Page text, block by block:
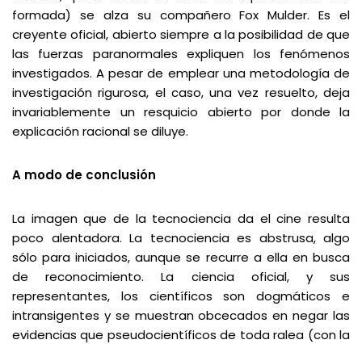
formada) se alza su compañero Fox Mulder. Es el
creyente oficial, abierto siempre a la posibilidad de que
las fuerzas paranormales expliquen los fenómenos
investigados. A pesar de emplear una metodología de
investigación rigurosa, el caso, una vez resuelto, deja
invariablemente un resquicio abierto por donde la
explicación racional se diluye.
A modo de conclusión
La imagen que de la tecnociencia da el cine resulta
poco alentadora. La tecnociencia es abstrusa, algo
sólo para iniciados, aunque se recurre a ella en busca
de reconocimiento. La ciencia oficial, y sus
representantes, los científicos son dogmáticos e
intransigentes y se muestran obcecados en negar las
evidencias que pseudocientíficos de toda ralea (con la